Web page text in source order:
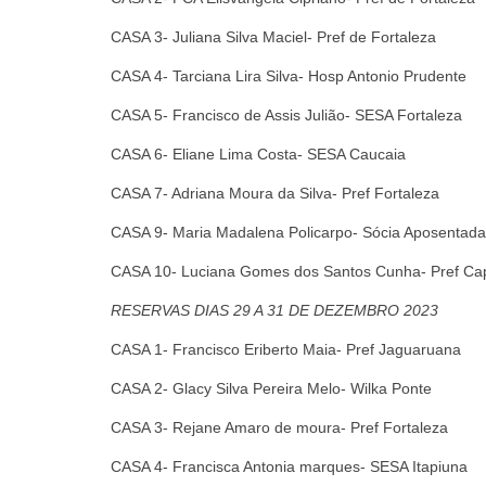
CASA 3- Juliana Silva Maciel- Pref de Fortaleza
CASA 4- Tarciana Lira Silva- Hosp Antonio Prudente
CASA 5- Francisco de Assis Julião- SESA Fortaleza
CASA 6- Eliane Lima Costa- SESA Caucaia
CASA 7- Adriana Moura da Silva- Pref Fortaleza
CASA 9- Maria Madalena Policarpo- Sócia Aposentada
CASA 10- Luciana Gomes dos Santos Cunha- Pref
RESERVAS DIAS 29 A 31 DE DEZEMBRO 2023
CASA 1- Francisco Eriberto Maia- Pref Jaguaruana
CASA 2- Glacy Silva Pereira Melo- Wilka Ponte
CASA 3- Rejane Amaro de moura- Pref Fortaleza
CASA 4- Francisca Antonia marques- SESA Itapiuna